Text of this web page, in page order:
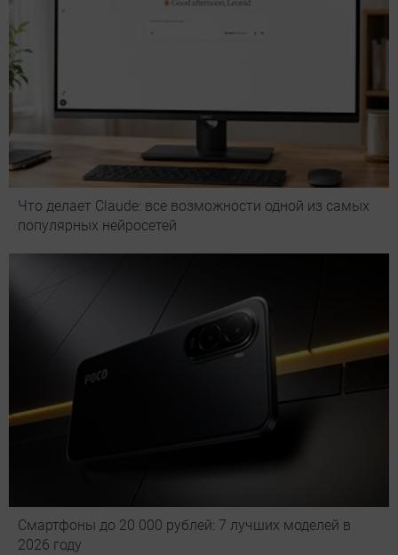
Что делает Сlaude: все возможности одной из самых
популярных нейросетей
Смартфоны до 20 000 рублей: 7 лучших моделей в
2026 году